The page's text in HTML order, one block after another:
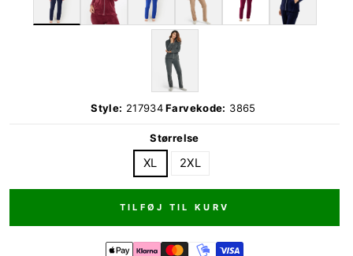
Style: 217934Farvekode: 3865
Størrelse
XL 2XL
TILFØJ TIL KURV